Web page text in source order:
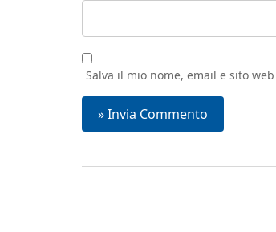
Salva il mio nome, email e sito